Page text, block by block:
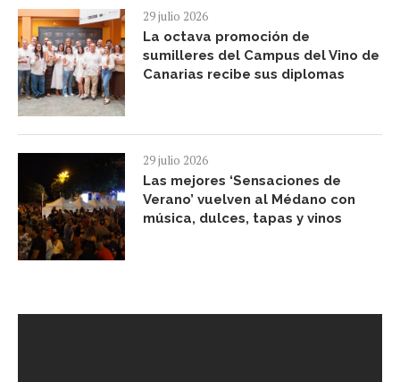
29 julio 2026
La octava promoción de
sumilleres del Campus del Vino de
Canarias recibe sus diplomas
29 julio 2026
Las mejores ‘Sensaciones de
Verano’ vuelven al Médano con
música, dulces, tapas y vinos